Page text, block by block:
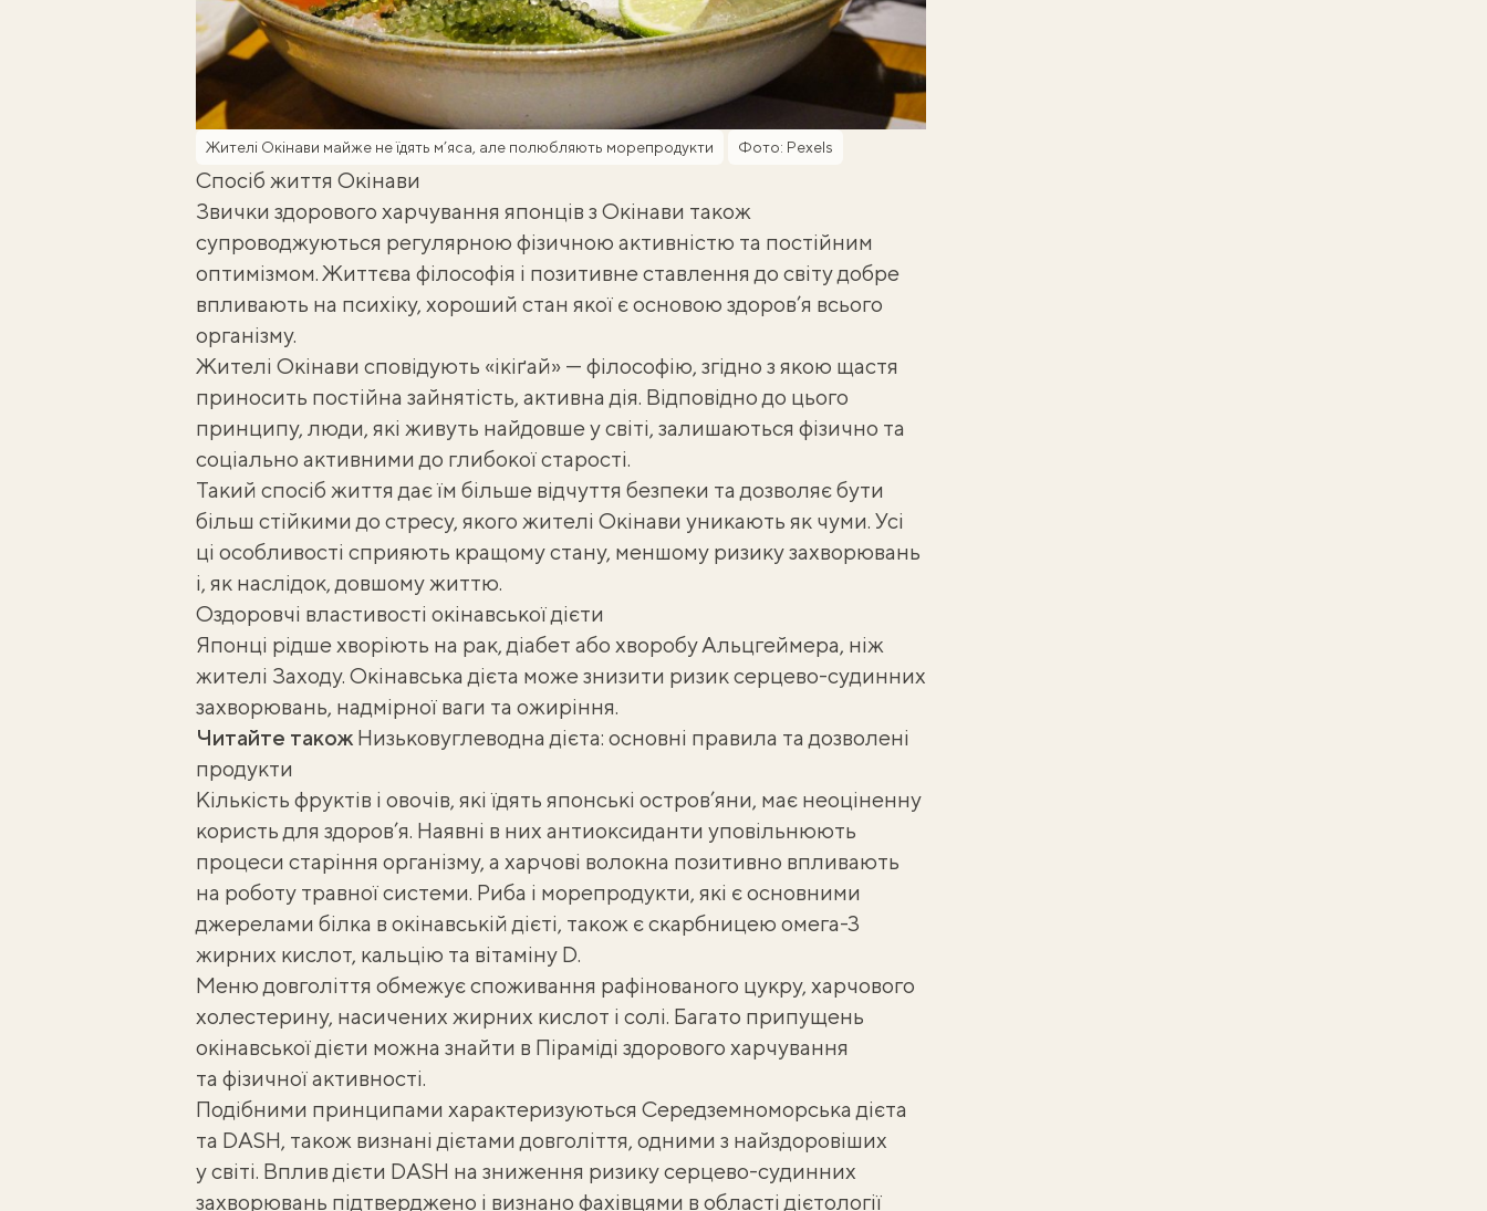
Жителі Окінави майже не їдять м’яса, але полюбляють морепродукти Фото: Pexels
Спосіб життя Окінави
Звички здорового харчування японців з Окінави також
супроводжуються регулярною фізичною активністю та постійним
оптимізмом. Життєва філософія і позитивне ставлення до світу добре
впливають на психіку, хороший стан якої є основою здоров’я всього
організму.
Жителі Окінави сповідують «ікіґай» — філософію, згідно з якою щастя
приносить постійна зайнятість, активна дія. Відповідно до цього
принципу, люди, які живуть найдовше у світі, залишаються фізично та
соціально активними до глибокої старості.
Такий спосіб життя дає їм більше відчуття безпеки та дозволяє бути
більш стійкими до стресу, якого жителі Окінави уникають як чуми. Усі
ці особливості сприяють кращому стану, меншому ризику захворювань
і, як наслідок, довшому життю.
Оздоровчі властивості окінавської дієти
Японці рідше хворіють на рак, діабет або хворобу Альцгеймера, ніж
жителі Заходу. Окінавська дієта може знизити ризик серцево-судинних
захворювань, надмірної ваги та ожиріння.
Читайте також Низьковуглеводна дієта: основні правила та дозволені
продукти
Кількість фруктів і овочів, які їдять японські остров’яни, має неоціненну
користь для здоров’я. Наявні в них антиоксиданти уповільнюють
процеси старіння організму, а харчові волокна позитивно впливають
на роботу травної системи. Риба і морепродукти, які є основними
джерелами білка в окінавській дієті, також є скарбницею омега-3
жирних кислот, кальцію та вітаміну D.
Меню довголіття обмежує споживання рафінованого цукру, харчового
холестерину, насичених жирних кислот і солі. Багато припущень
окінавської дієти можна знайти в Піраміді здорового харчування
та фізичної активності.
Подібними принципами характеризуються Середземноморська дієта
та DASH, також визнані дієтами довголіття, одними з найздоровіших
у світі. Вплив дієти DASH на зниження ризику серцево-судинних
захворювань підтверджено і визнано фахівцями в області дієтології